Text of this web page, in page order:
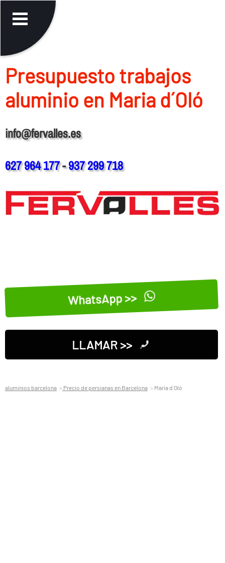
Presupuesto trabajos
aluminio en Maria d´Oló
info@fervalles.es
627 964 177-937 299 718
WhatsApp >>
LLAMAR >>
aluminios barcelona Precio de persianas en Barcelona Maria d´Oló